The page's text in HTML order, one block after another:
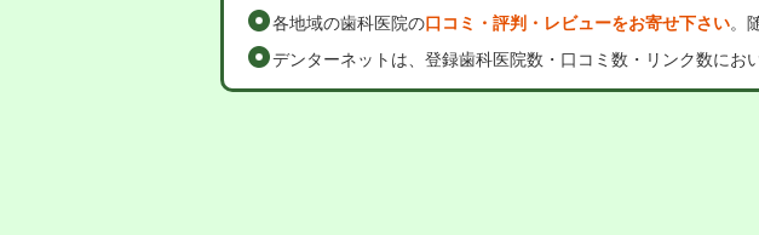
各地域の歯科医院の口コミ・評判・レビューをお寄せ下さい。
デンターネットは、登録歯科医院数・口コミ数・リンク数にお